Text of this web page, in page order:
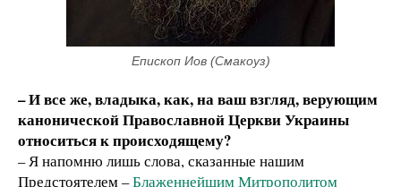
Епископ Иов (Смакоуз)
– И все же, владыка, как, на ваш взгляд, верующим
каноническойПравославной Церкви Украины
относиться к происходящему?
– Я напомню лишь слова, сказанные нашим
Предстоятелем –Блаженнейшим Митрополитом